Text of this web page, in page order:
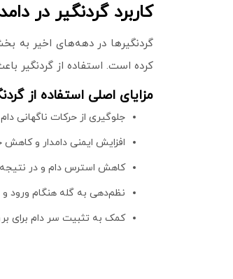
کاربرد گردنگیر در
گردنگیرها در دهه‌های اخیر به
کرده است. استفاده از گردنگیر
مزایای اصلی استفاده از
جلوگیری از حرکات ناگهانی
افزایش ایمنی دامدار و
کاهش استرس دام و در نتیجه
نظم‌دهی به گله هنگام ورود
کمک به تثبیت سر دام برای